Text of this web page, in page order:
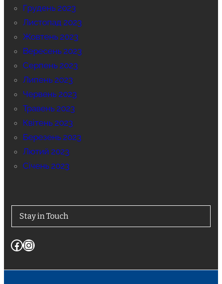
Грудень 2023
Листопад 2023
Жовтень 2023
Вересень 2023
Серпень 2023
Липень 2023
Червень 2023
Травень 2023
Квітень 2023
Березень 2023
Лютий 2023
Січень 2023
Stay in Touch